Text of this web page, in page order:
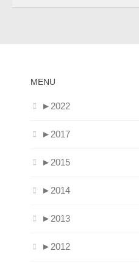
MENU
► 2022
► 2017
► 2015
► 2014
► 2013
► 2012